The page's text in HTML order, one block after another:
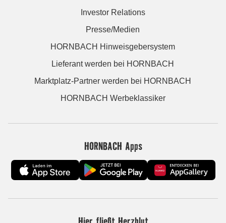
Investor Relations
Presse/Medien
HORNBACH Hinweisgebersystem
Lieferant werden bei HORNBACH
Marktplatz-Partner werden bei HORNBACH
HORNBACH Werbeklassiker
HORNBACH Apps